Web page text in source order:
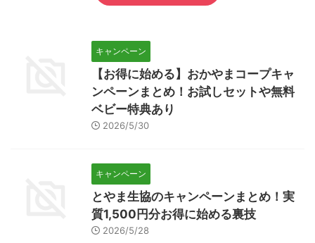
キャンペーン
【お得に始める】おかやまコープキャ
ンペーンまとめ！お試しセットや無料
ベビー特典あり
2026/5/30
キャンペーン
とやま生協のキャンペーンまとめ！実
質1,500円分お得に始める裏技
2026/5/28